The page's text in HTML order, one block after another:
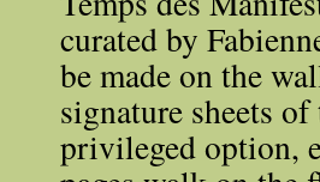
curated by
be made on the
signature sheets
privileged option,